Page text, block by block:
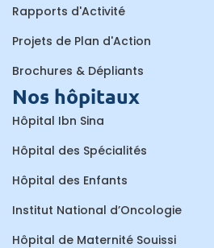
Rapports d'Activité
Projets de Plan d'Action
Brochures & Dépliants
Nos hôpitaux
Hôpital Ibn Sina
Hôpital des Spécialités
Hôpital des Enfants
Institut National d’Oncologie
Hôpital de Maternité Souissi